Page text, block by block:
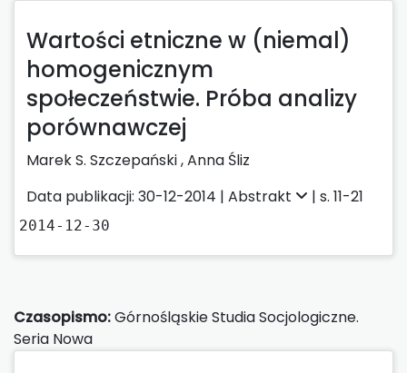
Wartości etniczne w (niemal)
homogenicznym
społeczeństwie. Próba analizy
porównawczej
Marek S. Szczepański ,Anna Śliz
Data publikacji: 30-12-2014 | Abstrakt | s. 11-21
2014-12-30
Czasopismo:Górnośląskie Studia Socjologiczne.
Seria Nowa